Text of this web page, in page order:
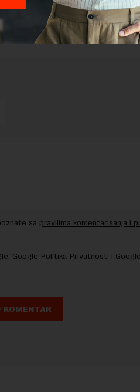
sa pravilima komentarisanja i
Google Politika Privatnosti i